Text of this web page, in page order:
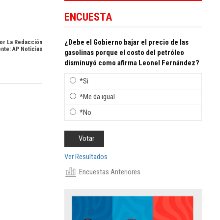
La Redacción
AP Noticias
ENCUESTA
¿Debe el Gobierno bajar el precio de las
gasolinas porque el costo del petróleo
disminuyó como afirma Leonel Fernández?
*Si
*Me da igual
*No
Ver Resultados
Encuestas Anteriores